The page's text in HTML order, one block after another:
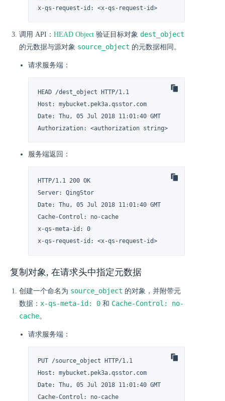
x-qs-request-id: <x-qs-request-id>
调用 API： HEAD Object 验证目标对象 dest_object
的元数据与源对象 source_object 的元数据相同。
请求服务端：
HEAD /dest_object HTTP/1.1
Host: mybucket.pek3a.qsstor.com
Date: Thu, 05 Jul 2018 11:01:40 GMT
Authorization: <authorization string>
服务端返回：
HTTP/1.1 200 OK
Server: QingStor
Date: Thu, 05 Jul 2018 11:01:40 GMT
Cache-Control: no-cache
x-qs-meta-id: 0
x-qs-request-id: <x-qs-request-id>
复制对象, 在请求头中指定元数据
创建一个命名为 source_object 的对象，并附带元
数据： x-qs-meta-id: 0 和 Cache-Control: no-
cache。
请求服务端：
PUT /source_object HTTP/1.1
Host: mybucket.pek3a.qsstor.com
Date: Thu, 05 Jul 2018 11:01:40 GMT
Cache-Control: no-cache